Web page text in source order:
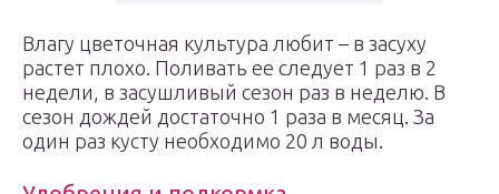
Влагу цветочная культура любит – в засуху
растет плохо. Поливать ее следует 1 раз в 2
недели, в засушливый сезон раз в неделю. В
сезон дождей достаточно 1 раза в месяц. За
один раз кусту необходимо 20 л воды.